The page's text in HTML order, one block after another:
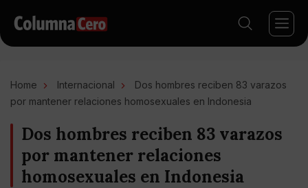
Home Internacional
Dos hombres reciben 83 varazos
por mantener relaciones homosexuales en Indonesia
Dos hombres reciben 83 varazos
por mantener relaciones
homosexuales en Indonesia